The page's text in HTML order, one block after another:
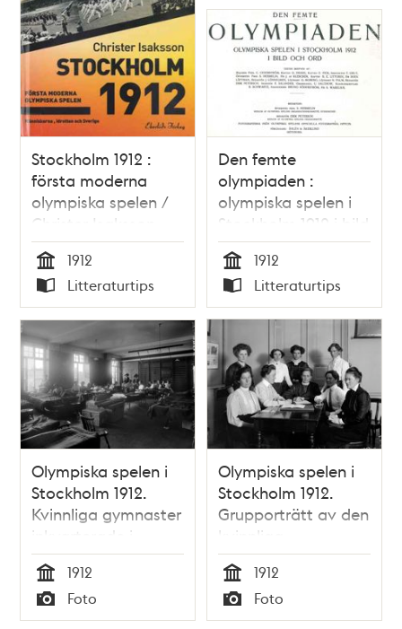
Stockholm 1912 :
första moderna
olympiska spelen /
Christer Isaksson
Tid
1912
Typ
Litteraturtips
Den femte
olympiaden :
olympiska spelen i
Stockholm 1912 i bild
och ord
Tid
1912
Typ
Litteraturtips
Olympiska spelen i
Stockholm 1912.
Kvinnliga gymnaster
inkvarterade i
logement.
Tid
1912
Typ
Foto
Olympiska spelen i
Stockholm 1912.
Grupporträtt av den
kvinnliga
olympiastyrelsen vid
ett bord.
Tid
1912
Typ
Foto